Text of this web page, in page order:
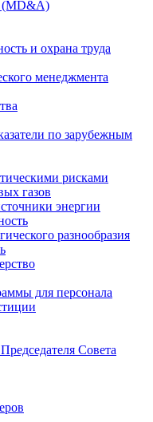
(MD&A)
и охрана труда
менеджмента
по зарубежным
рисками
газов
энергии
разнообразия
для персонала
Совета